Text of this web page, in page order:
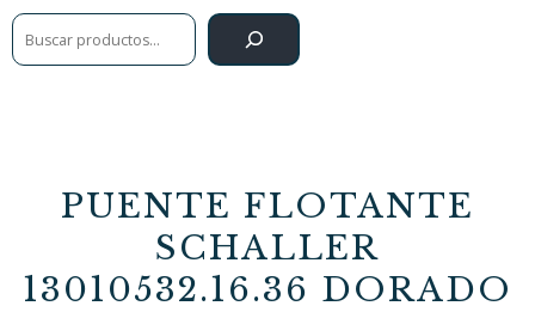
Buscar
PUENTE FLOTANTE
SCHALLER
13010532.16.36 DORADO